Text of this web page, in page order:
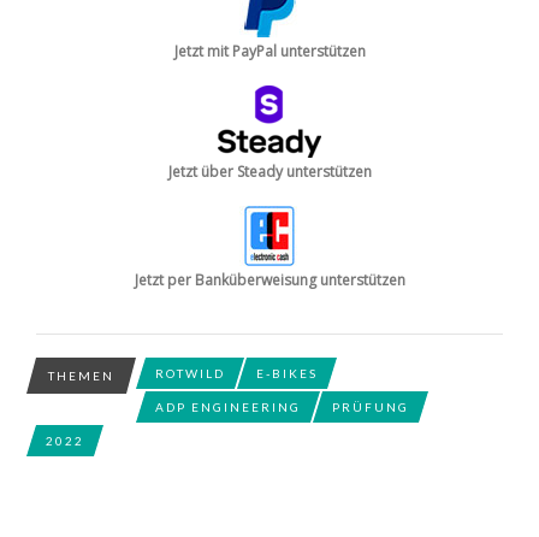
Jetzt mit PayPal unterstützen
Jetzt über Steady unterstützen
Jetzt per Banküberweisung unterstützen
THEMEN ROTWILD E-BIKES
ADP ENGINEERING PRÜFUNG
2022